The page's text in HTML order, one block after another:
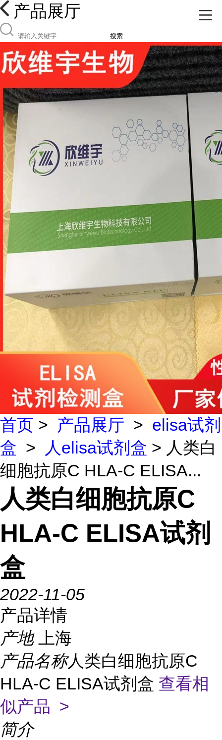
产品展厅
搜索
首页 > 产品展厅 > elisa试剂
盒 > 人elisa试剂盒 > 人类白
细胞抗原C HLA-C ELISA...
人类白细胞抗原C
HLA-C ELISA试剂
盒
2022-11-05
产品详情
产地
上海
产品名称人类白细胞抗原C
HLA-C ELISA试剂盒 查看相
似产品 >
简介